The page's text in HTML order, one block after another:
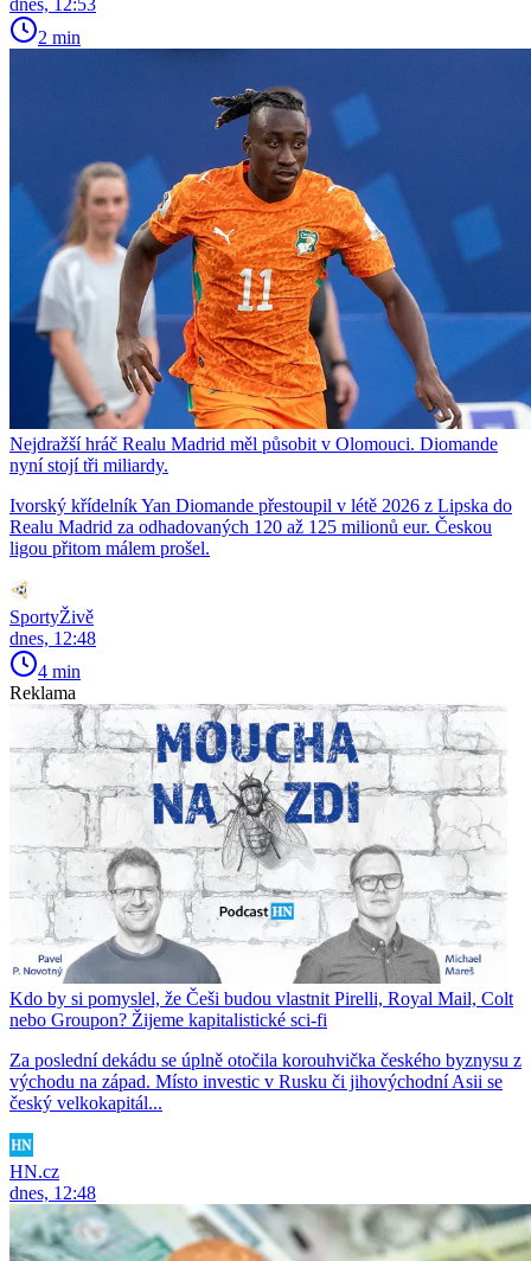
2 min
Nejdražší hráč Realu Madrid měl působit v Olomouci. Diomande
nyní stojí tři miliardy.
Ivorský křídelník Yan Diomande přestoupil v létě 2026 z Lipska do
Realu Madrid za odhadovaných 120 až 125 milionů eur. Českou
ligou přitom málem prošel.
SportyŽivě
dnes, 12:48
4 min
Reklama
Kdo by si pomyslel, že Češi budou vlastnit Pirelli, Royal Mail, Colt
nebo Groupon? Žijeme kapitalistické sci-fi
Za poslední dekádu se úplně otočila korouhvička českého byznysu z
východu na západ. Místo investic v Rusku či jihovýchodní Asii se
český velkokapitál...
HN.cz
dnes, 12:48